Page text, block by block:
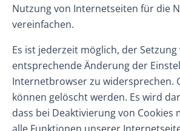
Nutzung von Internetseiten für die
vereinfachen.
Es ist jederzeit möglich, der
entsprechende Änderung der
Internetbrowser zu widersprechen.
können gelöscht werden. Es wird
dass bei Deaktivierung von Cookies